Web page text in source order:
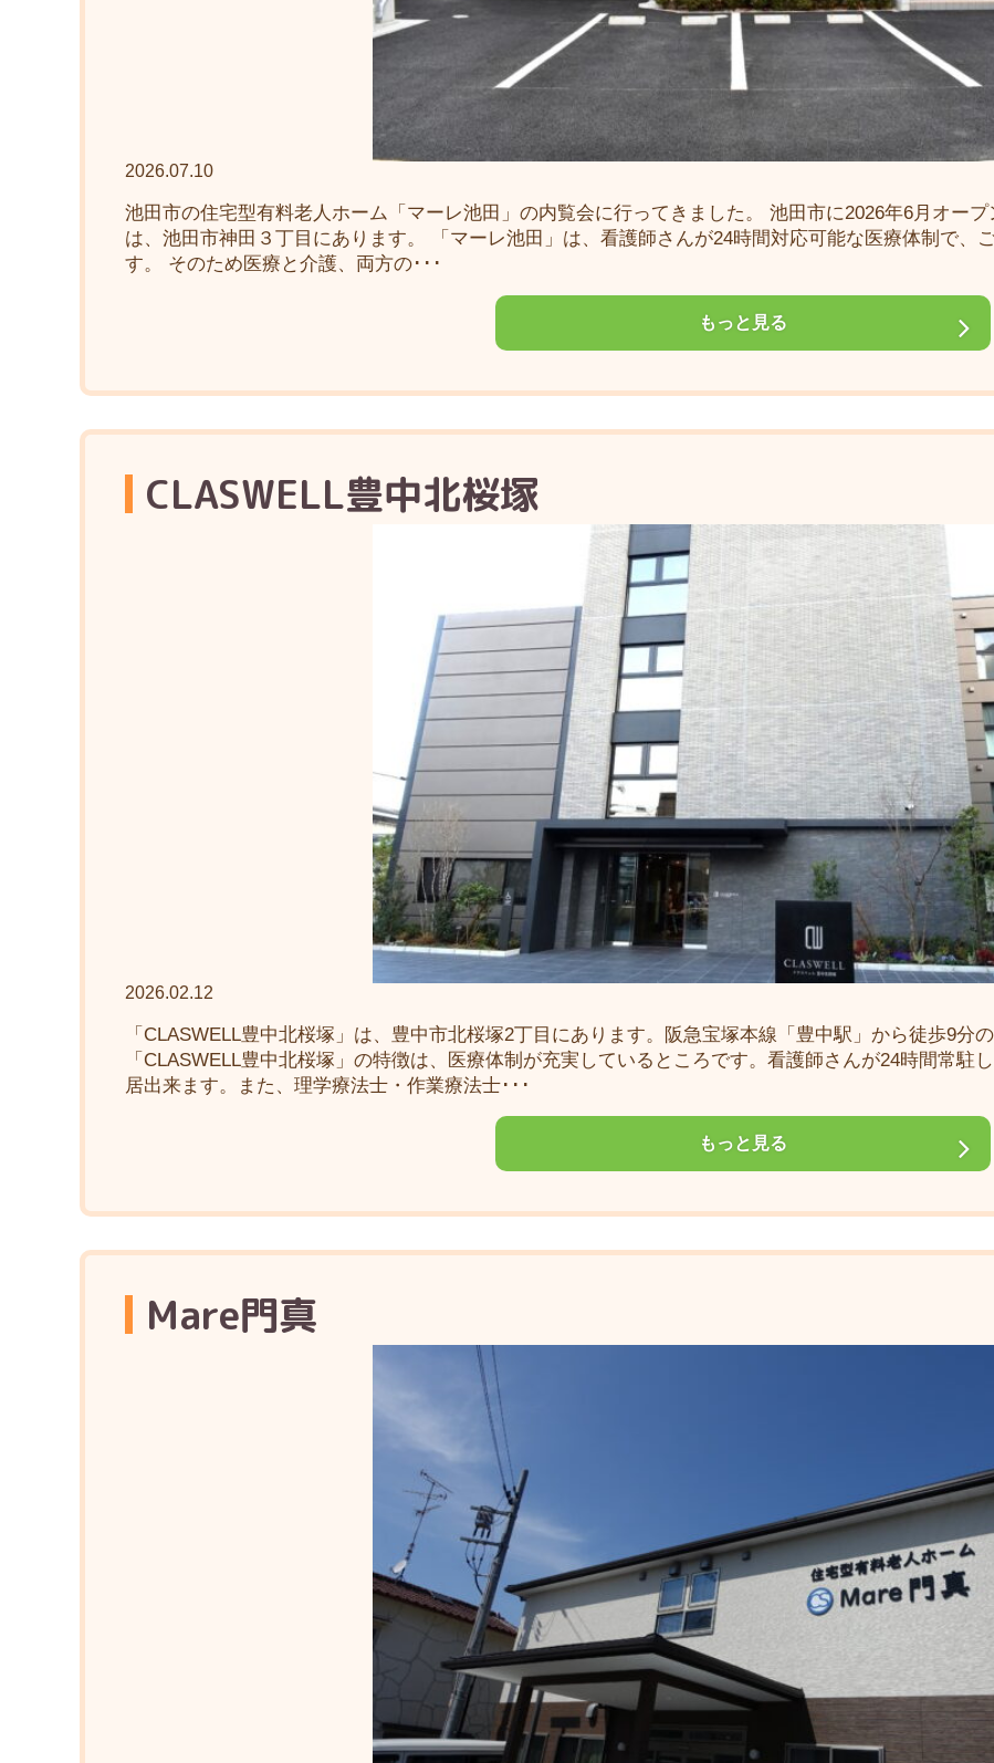
2026.07.10
池田市の住宅型有料老人ホーム「マーレ池田」の内覧会に行ってきました。 池田市に2026年6月オープ
は、池田市神田３丁目にあります。 「マーレ池田」は、看護師さんが24時間対応可能な医療体制で、
す。 そのため医療と介護、両方の･･･
もっと見る
CLASWELL豊中北桜塚
2026.02.12
「CLASWELL豊中北桜塚」は、豊中市北桜塚2丁目にあります。阪急宝塚本線「豊中駅」から徒歩9分
「CLASWELL豊中北桜塚」の特徴は、医療体制が充実しているところです。看護師さんが24時間常駐
居出来ます。また、理学療法士・作業療法士･･･
もっと見る
Mare門真